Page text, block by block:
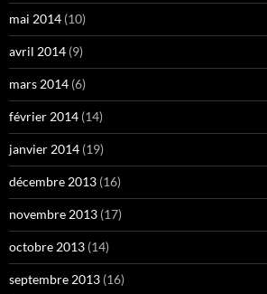
mai 2014 (10)
avril 2014 (9)
mars 2014 (6)
février 2014 (14)
janvier 2014 (19)
décembre 2013 (16)
novembre 2013 (17)
octobre 2013 (14)
septembre 2013 (16)